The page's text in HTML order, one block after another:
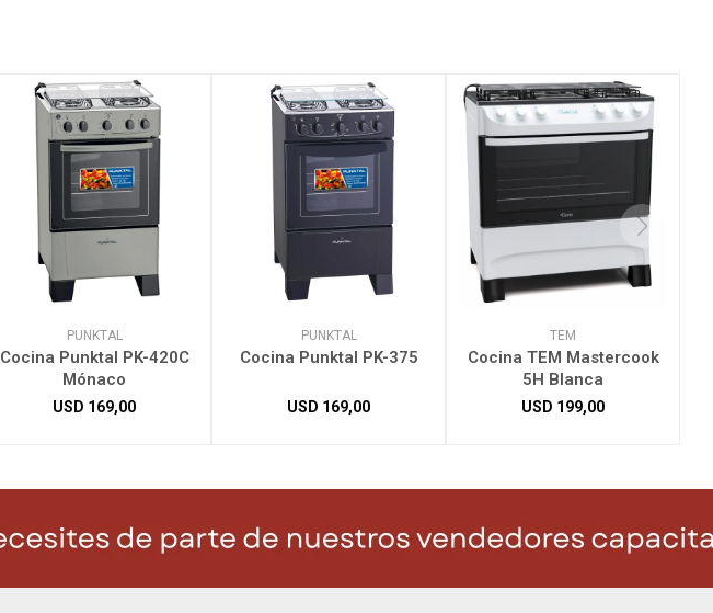
PUNKTAL
Cocina Punktal PK-420C
Mónaco
USD 169,00
PUNKTAL
Cocina Punktal PK-375
USD 169,00
TEM
Cocina TEM Mastercook
5H Blanca
USD 199,00